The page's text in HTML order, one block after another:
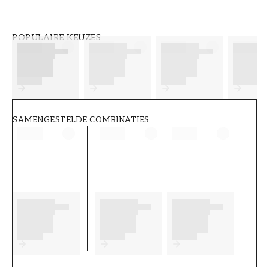
POPULAIRE KEUZES
SAMENGESTELDE COMBINATIES